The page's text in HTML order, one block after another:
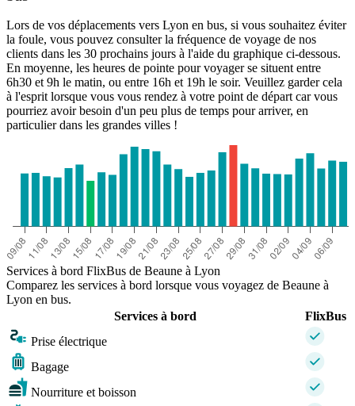
Lors de vos déplacements vers Lyon en bus, si vous souhaitez éviter
la foule, vous pouvez consulter la fréquence de voyage de nos
clients dans les 30 prochains jours à l'aide du graphique ci-dessous.
En moyenne, les heures de pointe pour voyager se situent entre
6h30 et 9h le matin, ou entre 16h et 19h le soir. Veuillez garder cela
à l'esprit lorsque vous vous rendez à votre point de départ car vous
pourriez avoir besoin d'un peu plus de temps pour arriver, en
particulier dans les grandes villes !
Services à bord FlixBus de Beaune à Lyon
Comparez les services à bord lorsque vous voyagez de Beaune à
Lyon en bus.
Services à bord
FlixBus
Prise électrique
Bagage
Nourriture et boisson